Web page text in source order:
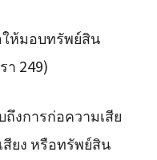
ห้มอบทรัพย์สิน
249)
งการก่อความเสีย
สียง หรือทรัพย์สิน